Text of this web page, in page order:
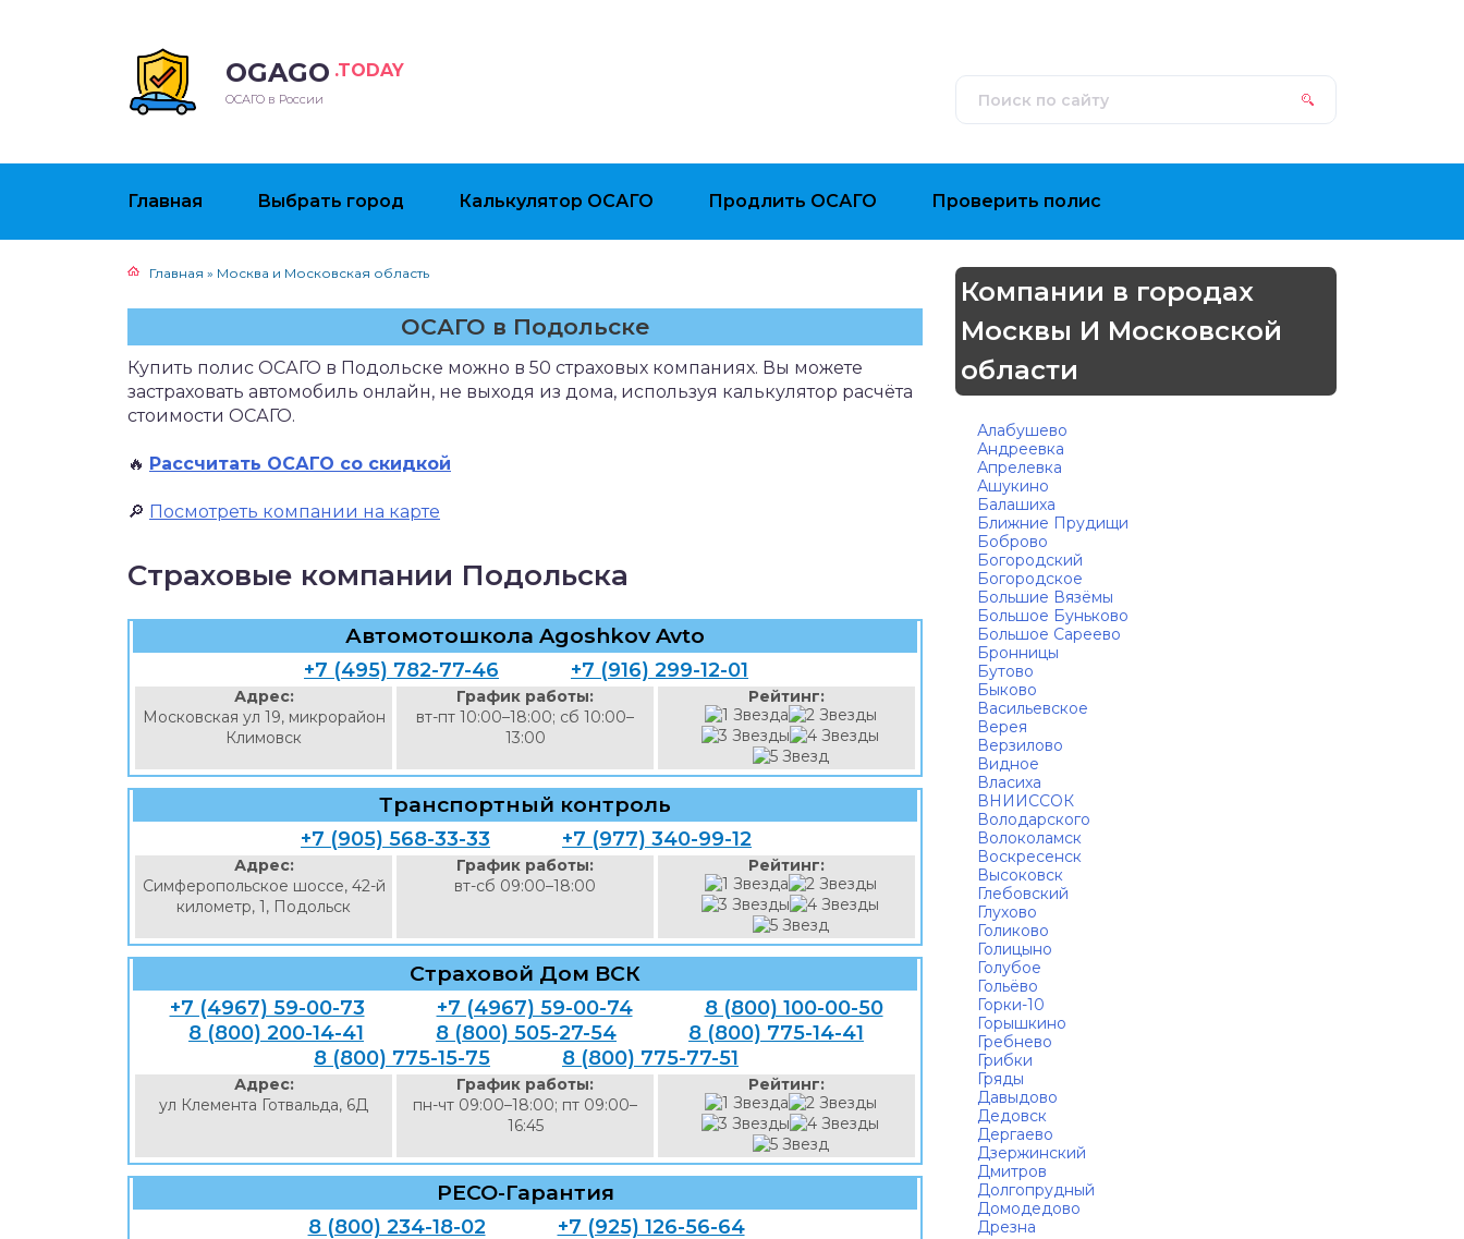
OGAGO .TODAY
ОСАГО в России
Главная Выбрать город Калькулятор ОСАГО Продлить ОСАГО Проверить полис
Главная » Москва и Московская область
ОСАГО в Подольске
Купить полис ОСАГО в Подольске можно в 50 страховых компаниях. Вы можете
застраховать автомобиль онлайн, не выходя из дома, используя калькулятор расчёта
стоимости ОСАГО.
🔥 Рассчитать ОСАГО со скидкой
🔎 Посмотреть компании на карте
Страховые компании Подольска
Автомотошкола Agoshkov Avto
+7 (495) 782-77-46 +7 (916) 299-12-01
Адрес:
Московская ул 19, микрорайон
Климовск
График работы:
вт-пт 10:00–18:00; сб 10:00–
13:00
Рейтинг:
Транспортный контроль
+7 (905) 568-33-33 +7 (977) 340-99-12
Адрес:
Симферопольское шоссе, 42-й
километр, 1, Подольск
График работы:
вт-сб 09:00–18:00
Рейтинг:
Страховой Дом ВСК
+7 (4967) 59-00-73 +7 (4967) 59-00-74
8 (800) 100-00-50
8 (800) 200-14-41
8 (800) 505-27-54
8 (800) 775-14-41
8 (800) 775-15-75
8 (800) 775-77-51
Адрес:
ул Клемента Готвальда, 6Д
График работы:
пн-чт 09:00–18:00; пт 09:00–
16:45
Рейтинг:
РЕСО-Гарантия
8 (800) 234-18-02 +7 (925) 126-56-64
Компании в городах
Москвы И Московской
области
Алабушево
Андреевка
Апрелевка
Ашукино
Балашиха
Ближние Прудищи
Боброво
Богородский
Богородское
Большие Вязёмы
Большое Буньково
Большое Сареево
Бронницы
Бутово
Быково
Васильевское
Верея
Верзилово
Видное
Власиха
ВНИИССОК
Володарского
Волоколамск
Воскресенск
Высоковск
Глебовский
Глухово
Голиково
Голицыно
Голубое
Гольёво
Горки-10
Горышкино
Гребнево
Грибки
Гряды
Давыдово
Дедовск
Дергаево
Дзержинский
Дмитров
Долгопрудный
Домодедово
Дрезна